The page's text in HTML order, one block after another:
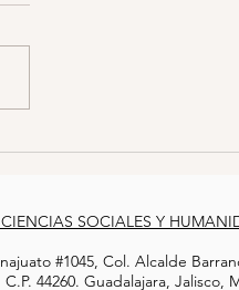
ATRAPAR A
el objetivo de...
SOCIALES Y
#1045, Col. Alcalde
C.P. 44260. Guadalajara, Jalisco,